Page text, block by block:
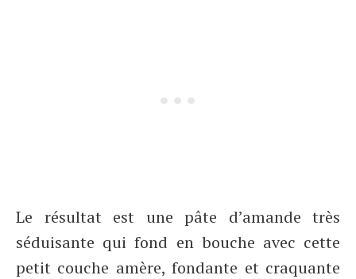
Le résultat est une pâte d’amande très
séduisante qui fond en bouche avec cette
petit couche amère, fondante et craquante